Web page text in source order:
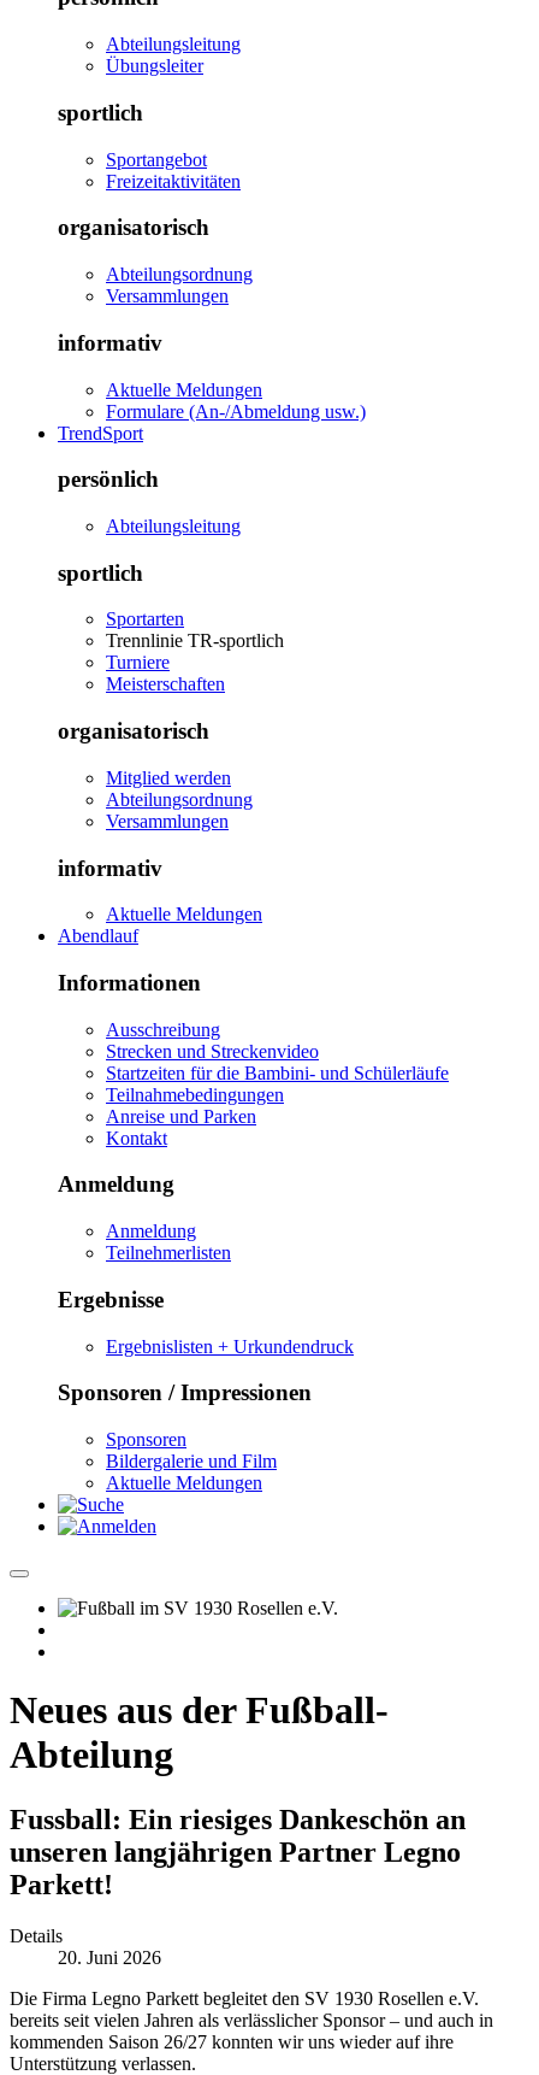
Abteilungsleitung
Übungsleiter
sportlich
Sportangebot
Freizeitaktivitäten
organisatorisch
Abteilungsordnung
Versammlungen
informativ
Aktuelle Meldungen
Formulare (An-/Abmeldung usw.)
TrendSport
persönlich
Abteilungsleitung
sportlich
Sportarten
Trennlinie TR-sportlich
Turniere
Meisterschaften
organisatorisch
Mitglied werden
Abteilungsordnung
Versammlungen
informativ
Aktuelle Meldungen
Abendlauf
Informationen
Ausschreibung
Strecken und Streckenvideo
Startzeiten für die Bambini- und Schülerläufe
Teilnahmebedingungen
Anreise und Parken
Kontakt
Anmeldung
Anmeldung
Teilnehmerlisten
Ergebnisse
Ergebnislisten + Urkundendruck
Sponsoren / Impressionen
Sponsoren
Bildergalerie und Film
Aktuelle Meldungen
Neues aus der Fußball-
Abteilung
Fussball: Ein riesiges Dankeschön an
unseren langjährigen Partner Legno
Parkett!
Details
20. Juni 2026
Die Firma Legno Parkett begleitet den SV 1930 Rosellen e.V.
bereits seit vielen Jahren als verlässlicher Sponsor – und auch in
kommenden Saison 26/27 konnten wir uns wieder auf ihre
Unterstützung verlassen.